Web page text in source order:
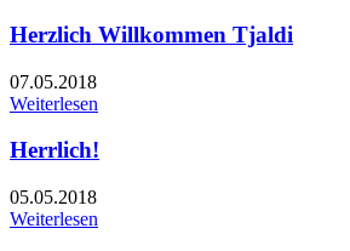
Herzlich Willkommen Tjaldi
07.05.2018
Weiterlesen
Herrlich!
05.05.2018
Weiterlesen